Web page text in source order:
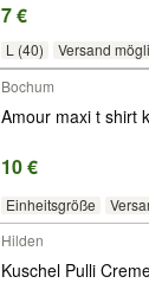
7 €
L (40) Versand
Bochum
Amour maxi t shirt
10 €
Einheitsgröße
Hilden
Kuschel Pulli